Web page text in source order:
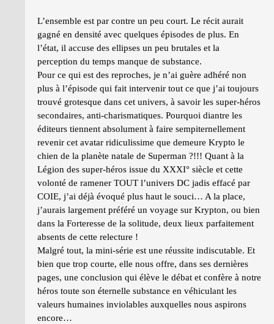
L’ensemble est par contre un peu court. Le récit aurait
gagné en densité avec quelques épisodes de plus. En
l’état, il accuse des ellipses un peu brutales et la
perception du temps manque de substance.
Pour ce qui est des reproches, je n’ai guère adhéré non
plus à l’épisode qui fait intervenir tout ce que j’ai toujours
trouvé grotesque dans cet univers, à savoir les super-héros
secondaires, anti-charismatiques. Pourquoi diantre les
éditeurs tiennent absolument à faire sempiternellement
revenir cet avatar ridiculissime que demeure Krypto le
chien de la planète natale de Superman ?!!! Quant à la
Légion des super-héros issue du XXXI° siècle et cette
volonté de ramener TOUT l’univers DC jadis effacé par
COIE, j’ai déjà évoqué plus haut le souci… A la place,
j’aurais largement préféré un voyage sur Krypton, ou bien
dans la Forteresse de la solitude, deux lieux parfaitement
absents de cette relecture !
Malgré tout, la mini-série est une réussite indiscutable. Et
bien que trop courte, elle nous offre, dans ses dernières
pages, une conclusion qui élève le débat et confère à notre
héros toute son éternelle substance en véhiculant les
valeurs humaines inviolables auxquelles nous aspirons
encore…